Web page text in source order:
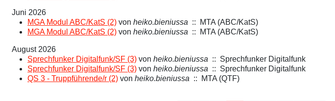
Juni 2026
MGA Modul ABC/KatS (2) von heiko.bieniussa :: MTA (ABC/KatS)
MGA Modul ABC/KatS (2) von heiko.bieniussa :: MTA (ABC/KatS)
August 2026
Sprechfunker Digitalfunk/SF (3) von heiko.bieniussa :: Sprechfunker Digitalfunk
Sprechfunker Digitalfunk/SF (3) von heiko.bieniussa :: Sprechfunker Digitalfunk
QS 3 - Truppführende/r (2) von heiko.bieniussa :: MTA (QTF)